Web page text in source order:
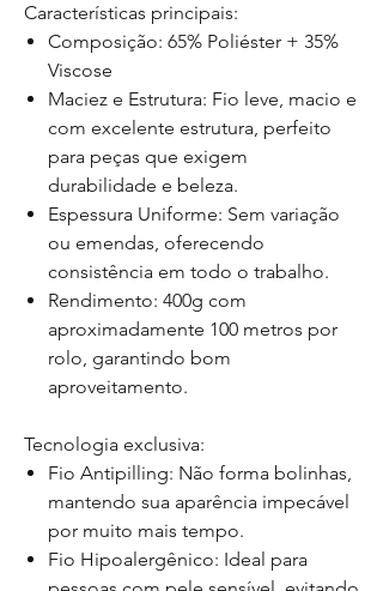
Características principais:
Composição: 65% Poliéster + 35%
Viscose
Maciez e Estrutura: Fio leve, macio e
com excelente estrutura, perfeito
para peças que exigem
durabilidade e beleza.
Espessura Uniforme: Sem variação
ou emendas, oferecendo
consistência em todo o trabalho.
Rendimento: 400g com
aproximadamente 100 metros por
rolo, garantindo bom
aproveitamento.
Tecnologia exclusiva:
Fio Antipilling: Não forma bolinhas,
mantendo sua aparência impecável
por muito mais tempo.
Fio Hipoalergênico: Ideal para